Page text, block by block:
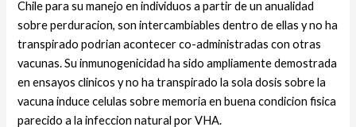
Chile para su manejo en individuos a partir de un anualidad
sobre perduracion, son intercambiables dentro de ellas y no ha
transpirado podri­an acontecer co-administradas con otras
vacunas. Su inmunogenicidad ha sido ampliamente demostrada
en ensayos clinicos y no ha transpirado la sola dosis sobre la
vacuna induce celulas sobre memoria en buena condicion fisica
parecido a la infeccion natural por VHA.